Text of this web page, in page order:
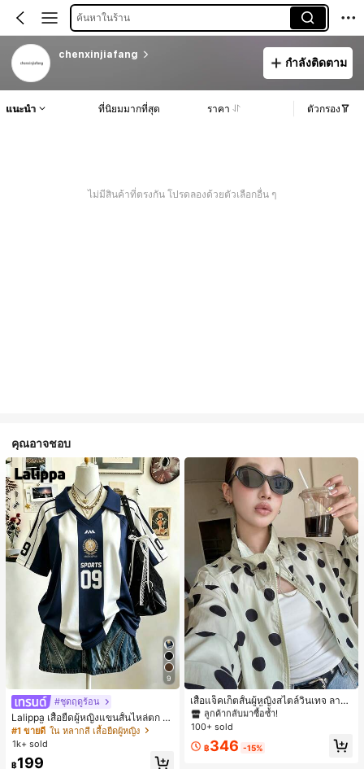
ค้นหาในร้าน
chenxinjiafang
กำลังติดตาม
แนะนำ ที่นิยมมากที่สุด ราคา ตัวกรอง
ไม่มีสินค้าที่ตรงกัน โปรดลองด้วยตัวเลือกอื่น ๆ
คุณอาจชอบ
9
#ชุดฤดูร้อน
Lalippa เสื้อยืดผู้หญิงแขนสั้นไหล่ตก ค
อวีปกเสื้อ ลายพิมพ์ดิจิทัลลายทาง สไตล์
สปอร์ตแฟชั่นมินิมอล ของขวัญสำหรับเ
พื่อน
#1 ขายดี ใน หลากสี เสื้อยืดผู้หญิง
1k+ sold
฿199
เสื้อแจ็คเก็ตสั้นผู้หญิงสไตล์วินเทจ ลายจุ
ดขนาดใหญ่ คอตั้ง เอวเข้ารูป แขนพอง
ทรงหลวม แฟชั่นอเนกประสงค์ สำหรับใ
#1 ขายดี ใน กระเป๋า เสื้อคลุมลำลอง
ลูกค้ากลับมาซื้อซ้ำ!
#1 ขายดี ใน กระเป๋า เสื้อคลุมลำลอง
ลูกค้ากลับมาซื้อซ้ำ!
#1 ขายดี ใน กระเป๋า เสื้อคลุมลำลอง
ลูกค้ากลับมาซื้อซ้ำ!
#1 ขายดี ใน กระเป๋า เสื้อคลุมลำลอง
ลูกค้ากลับมาซื้อซ้ำ!
100+ sold
฿346 -15%